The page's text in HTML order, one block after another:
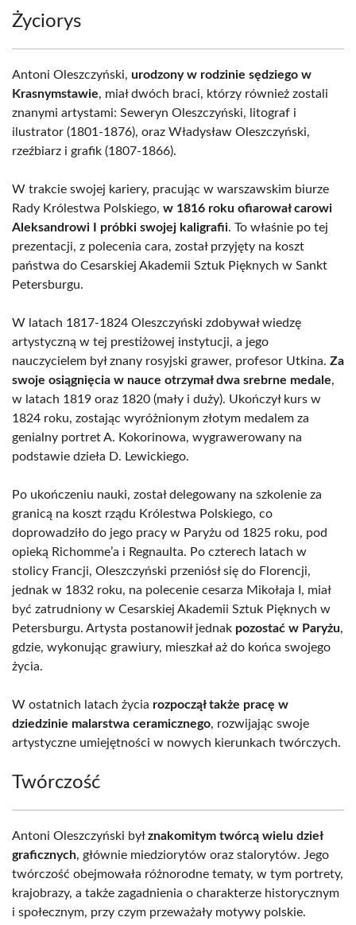
Życiorys
Antoni Oleszczyński, urodzony w rodzinie sędziego w
Krasnymstawie, miał dwóch braci, którzy również zostali
znanymi artystami: Seweryn Oleszczyński, litograf i
ilustrator (1801-1876), oraz Władysław Oleszczyński,
rzeźbiarz i grafik (1807-1866).
W trakcie swojej kariery, pracując w warszawskim biurze
Rady Królestwa Polskiego, w 1816 roku ofiarował carowi
Aleksandrowi I próbki swojej kaligrafii. To właśnie po tej
prezentacji, z polecenia cara, został przyjęty na koszt
państwa do Cesarskiej Akademii Sztuk Pięknych w Sankt
Petersburgu.
W latach 1817-1824 Oleszczyński zdobywał wiedzę
artystyczną w tej prestiżowej instytucji, a jego
nauczycielem był znany rosyjski grawer, profesor Utkina. Za
swoje osiągnięcia w nauce otrzymał dwa srebrne medale,
w latach 1819 oraz 1820 (mały i duży). Ukończył kurs w
1824 roku, zostając wyróżnionym złotym medalem za
genialny portret A. Kokorinowa, wygrawerowany na
podstawie dzieła D. Lewickiego.
Po ukończeniu nauki, został delegowany na szkolenie za
granicą na koszt rządu Królestwa Polskiego, co
doprowadziło do jego pracy w Paryżu od 1825 roku, pod
opieką Richomme’a i Regnaulta. Po czterech latach w
stolicy Francji, Oleszczyński przeniósł się do Florencji,
jednak w 1832 roku, na polecenie cesarza Mikołaja I, miał
być zatrudniony w Cesarskiej Akademii Sztuk Pięknych w
Petersburgu. Artysta postanowił jednak pozostać w Paryżu,
gdzie, wykonując grawiury, mieszkał aż do końca swojego
życia.
W ostatnich latach życia rozpoczął także pracę w
dziedzinie malarstwa ceramicznego, rozwijając swoje
artystyczne umiejętności w nowych kierunkach twórczych.
Twórczość
Antoni Oleszczyński byłznakomitym twórcą wielu dzieł
graficznych, głównie miedziorytów oraz stalorytów. Jego
twórczość obejmowała różnorodne tematy, w tym portrety,
krajobrazy, a także zagadnienia o charakterze historycznym
i społecznym, przy czym przeważały motywy polskie.